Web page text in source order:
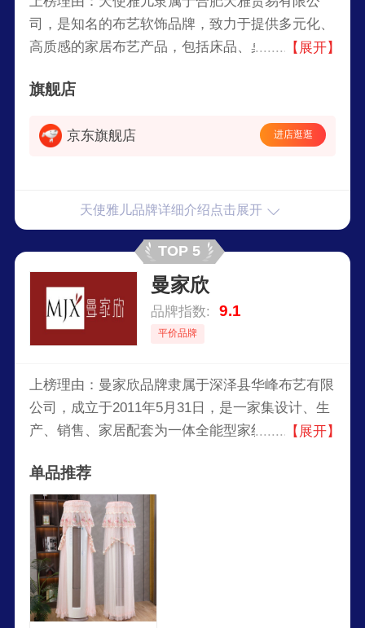
司，是知名的布艺软饰品牌，致力于提供多元化、
高质感的家居布艺产品，包括床品、桌布、沙发
深受消费者喜爱，是中国市场布艺软饰行业的翘楚
【展开】
旗舰店
京东旗舰店 进店逛逛
天使雅儿品牌详细介绍点击展开
TOP 5
曼家欣
品牌指数: 9.1
平价品牌
上榜理由：曼家欣品牌隶属于深泽县华峰布艺有限
公司，成立于2011年5月31日，是一家集设计、生
产、销售、家居配套为一体全能型家纺企业。公司
发展道路，以提高人们生活品质为己任，以“环
保、自然、健康”为核心理念，赢得消费者的一致
推崇和业界的高度认同。​
【展开】
单品推荐